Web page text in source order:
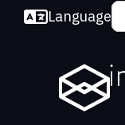
Language